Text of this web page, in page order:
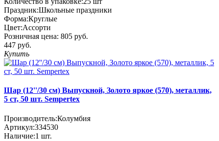
Праздник:Школьные праздники
Форма:Круглые
Цвет:Ассорти
Розничная цена: 805 руб.
447 руб.
Купить
Шар (12''/30 см) Выпускной, Золото яркое (570), металлик,
5 ст, 50 шт. Sempertex
Производитель:Колумбия
Артикул:334530
Наличие:1 шт.